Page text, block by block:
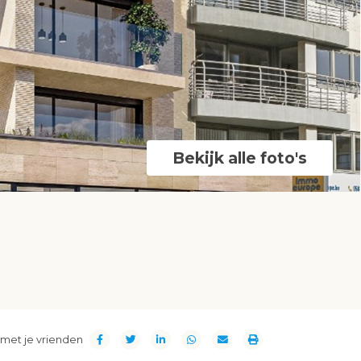
Bekijk alle foto's
je vrienden